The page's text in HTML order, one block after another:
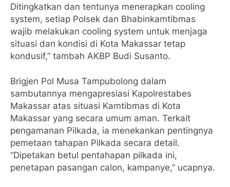
Ditingkatkan dan tentunya menerapkan cooling
system, setiap Polsek dan Bhabinkamtibmas
wajib melakukan cooling system untuk menjaga
situasi dan kondisi di Kota Makassar tetap
kondusif,” tambah AKBP Budi Susanto.
Brigjen Pol Musa Tampubolong dalam
sambutannya mengapresiasi Kapolrestabes
Makassar atas situasi Kamtibmas di Kota
Makassar yang secara umum aman. Terkait
pengamanan Pilkada, ia menekankan pentingnya
pemetaan tahapan Pilkada secara detail.
“Dipetakan betul pentahapan pilkada ini,
penetapan pasangan calon, kampanye,” ucapnya.